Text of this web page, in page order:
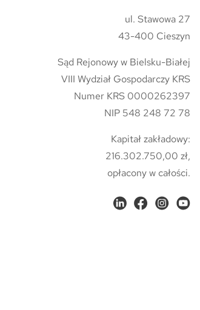
ul. Stawowa 27
43-400 Cieszyn
Sąd Rejonowy w Bielsku-Białej
VIII Wydział Gospodarczy KRS
Numer KRS 0000262397
NIP 548 248 72 78
Kapitał zakładowy:
216.302.750,00 zł,
opłacony w całości.